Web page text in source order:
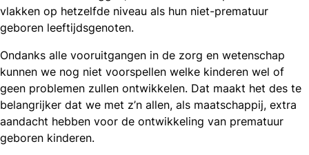
vlakken op hetzelfde niveau als hun niet-prematuur
geboren leeftijdsgenoten.
Ondanks alle vooruitgangen in de zorg en wetenschap
kunnen we nog niet voorspellen welke kinderen wel of
geen problemen zullen ontwikkelen. Dat maakt het des te
belangrijker dat we met z’n allen, als maatschappij, extra
aandacht hebben voor de ontwikkeling van prematuur
geboren kinderen.